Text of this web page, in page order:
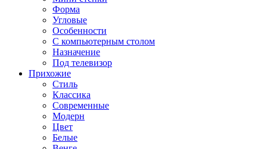
Форма
Угловые
Особенности
С компьютерным столом
Назначение
Под телевизор
Прихожие
Стиль
Классика
Современные
Модерн
Цвет
Белые